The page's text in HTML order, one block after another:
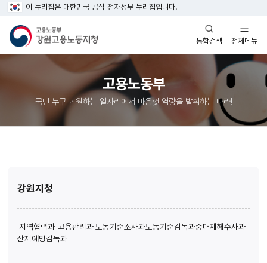
이 누리집은 대한민국 공식 전자정부 누리집입니다.
통합검색
열기
전체메뉴
열기
고용노동부
국민 누구나 원하는 일자리에서 마음껏 역량을 발휘하는 나라!
강원지청
지역협력과 고용관리과 노동기준조사과노동기준감독과중대재해수사과
산재예방감독과